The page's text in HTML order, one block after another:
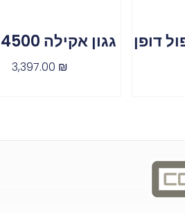
גגון אקילה 4500 אפור
3,397.00 ₪